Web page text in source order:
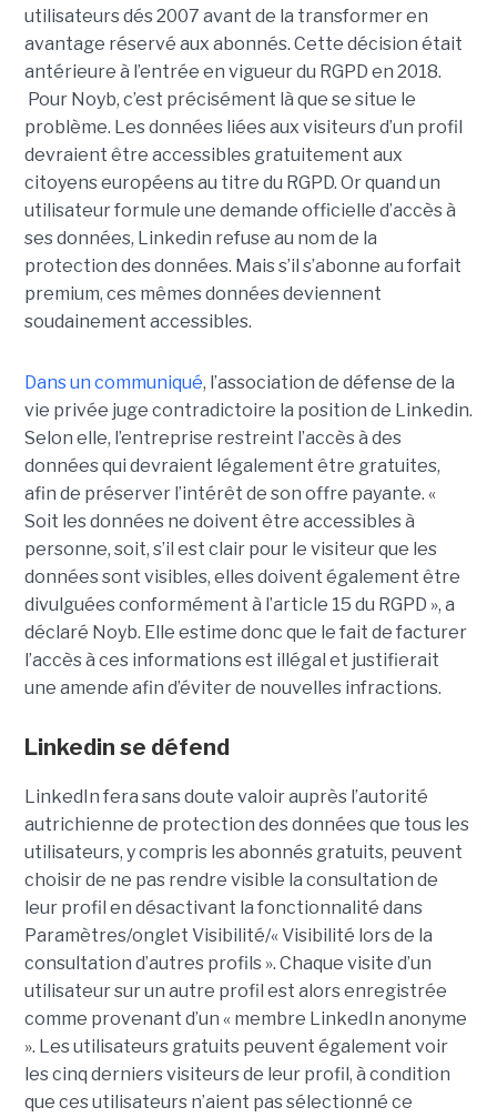
utilisateurs dés 2007 avant de la transformer en
avantage réservé aux abonnés. Cette décision était
antérieure à l’entrée en vigueur du RGPD en 2018.
Pour Noyb, c’est précisément là que se situe le
problème. Les données liées aux visiteurs d’un profil
devraient être accessibles gratuitement aux
citoyens européens au titre du RGPD. Or quand un
utilisateur formule une demande officielle d’accès à
ses données, Linkedin refuse au nom de la
protection des données. Mais s’il s’abonne au forfait
premium, ces mêmes données deviennent
soudainement accessibles.
Dans un communiqué, l’association de défense de la
vie privée juge contradictoire la position de Linkedin.
Selon elle, l’entreprise restreint l’accès à des
données qui devraient légalement être gratuites,
afin de préserver l’intérêt de son offre payante. «
Soit les données ne doivent être accessibles à
personne, soit, s’il est clair pour le visiteur que les
données sont visibles, elles doivent également être
divulguées conformément à l’article 15 du RGPD », a
déclaré Noyb. Elle estime donc que le fait de facturer
l’accès à ces informations est illégal et justifierait
une amende afin d’éviter de nouvelles infractions.
Linkedin se défend
LinkedIn fera sans doute valoir auprès l’autorité
autrichienne de protection des données que tous les
utilisateurs, y compris les abonnés gratuits, peuvent
choisir de ne pas rendre visible la consultation de
leur profil en désactivant la fonctionnalité dans
Paramètres/onglet Visibilité/« Visibilité lors de la
consultation d’autres profils ». Chaque visite d’un
utilisateur sur un autre profil est alors enregistrée
comme provenant d’un « membre LinkedIn anonyme
». Les utilisateurs gratuits peuvent également voir
les cinq derniers visiteurs de leur profil, à condition
que ces utilisateurs n’aient pas sélectionné ce